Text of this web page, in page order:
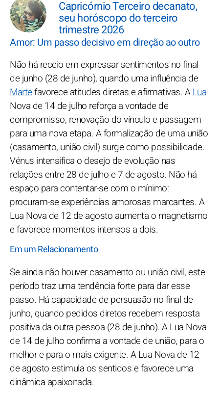
Capricórnio Terceiro decanato,
seu horóscopo do terceiro
trimestre 2026
Amor: Um passo decisivo em direção ao outro
Não há receio em expressar sentimentos no final
de junho (28 de junho), quando uma influência de
Martefavorece atitudes diretas e afirmativas. ALua
Nova de 14 de julho reforça a vontade de
compromisso, renovação do vínculo e passagem
para uma nova etapa. A formalização de uma união
(casamento, união civil) surge como possibilidade.
Vénus intensifica o desejo de evolução nas
relações entre 28 de julho e 7 de agosto. Não há
espaço para contentar-se com o mínimo:
procuram-se experiências amorosas marcantes. A
Lua Nova de 12 de agosto aumenta o magnetismo
e favorece momentos intensos a dois.
Em um Relacionamento
Se ainda não houver casamento ou união civil, este
período traz uma tendência forte para dar esse
passo. Há capacidade de persuasão no final de
junho, quando pedidos diretos recebem resposta
positiva da outra pessoa (28 de junho). A Lua Nova
de 14 de julho confirma a vontade de união, para o
melhor e para o mais exigente. A Lua Nova de 12
de agosto estimula os sentidos e favorece uma
dinâmica apaixonada.